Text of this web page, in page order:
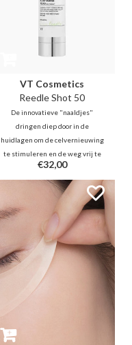
VT Cosmetics
Reedle Shot 50
De innovatieve "naaldjes"
dringen diep door in de
huidlagen om de celvernieuwing
te stimuleren en de weg vrij te
maken voor actieve ingrediënten
die aansluiten bij je bestaande
routine. Dit is een ware revolutie
in het verbeteren van de
huidverzorging.
€32,00